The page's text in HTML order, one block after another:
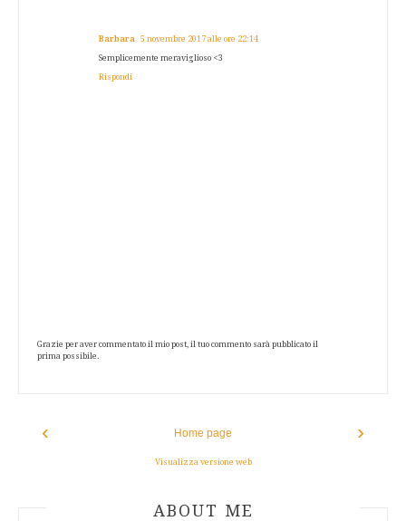
Barbara 5 novembre 2017 alle ore 22:14
Semplicemente meraviglioso <3
Rispondi
Grazie per aver commentato il mio post, il tuo commento sarà pubblicato il
prima possibile.
‹ ›
Home page
Visualizza versione web
ABOUT AUTHOR
ABOUT ME